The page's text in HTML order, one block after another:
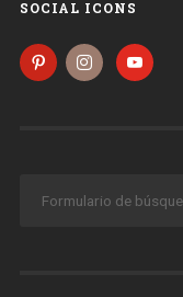
SOCIAL ICONS